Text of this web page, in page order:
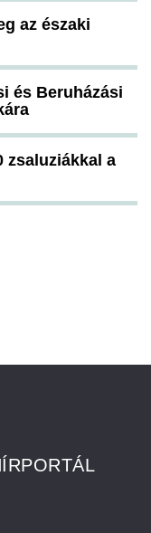
az északi
és Beruházási
zsaluziákkal a